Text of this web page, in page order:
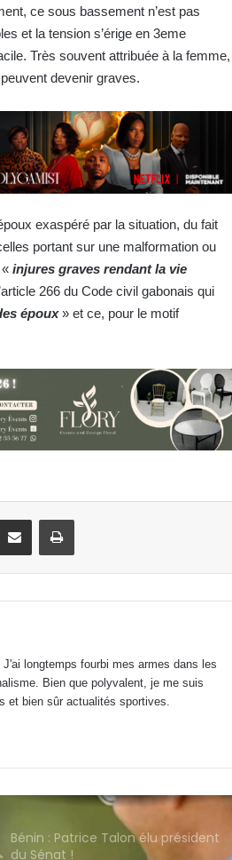
ce sous bassement n’est pas
et la tension s’érige en 3eme
Très souvent attribuée à la femme,
devenir graves.
exaspéré par la situation, du fait
portant sur une malformation ou
injures graves rendant la vie
266 du Code civil gabonais qui
époux» et ce, pour le motif
Partager par email Imprimer
longtemps fourbi mes armes dans les
Bien que polyvalent, je me suis
et bien sûr actualités sportives.
mois, une écogarde décède !
Football : le cas Medwin Biteghe
peut-il rendre réticents les
Gabon : déjà plus de 12 443 décès
enregistrés depuis janvier 2026 !
Fondation Horizons Nouveaux : la
Gabon : Wilfried Okoumba placé
sous mandat de dépôt !
du Sénat !
Alain Giresse : « Il nous faut d’abord
reconstruire l’équipe nationale »